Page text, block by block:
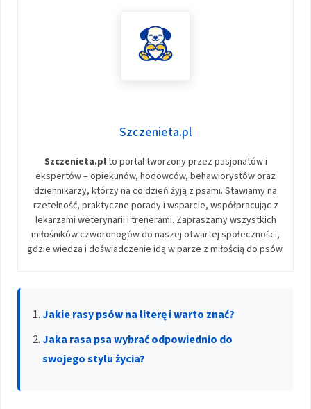
Szczenieta.pl
Szczenieta.plto portal tworzony przez pasjonatów i
ekspertów – opiekunów, hodowców, behawiorystów oraz
dziennikarzy, którzy na co dzień żyją z psami. Stawiamy na
rzetelność, praktyczne porady i wsparcie, współpracując z
lekarzami weterynarii i trenerami. Zapraszamy wszystkich
miłośników czworonogów do naszej otwartej społeczności,
gdzie wiedza i doświadczenie idą w parze z miłością do psów.
Jakie rasy psów na literę i warto znać?
Jaka rasa psa wybrać odpowiednio do
swojego stylu życia?